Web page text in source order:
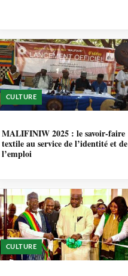
CULTURE
MALIFINIW 2025 : le savoir-faire
textile au service de l’identité et de
l’emploi
CULTURE